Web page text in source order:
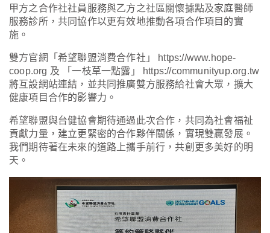
甲方之合作社社員服務與乙方之社區關懷據點及家庭醫師
服務診所，共同協作以更有效地推動各項合作項目的實
施。
雙方官網「希望聯盟消費合作社」
https://www.hope-
coop.org 及 「一枝草一點露」
https://communityup.org.tw
將互設網站連結，並共同推廣雙方服務給社會大眾，擴大
健康項目合作的影響力。
希望聯盟與台健協會期待通過此次合作，共同為社會福祉
貢獻力量，建立更緊密的合作夥伴關係，實現雙贏發展。
我們期待著在未來的道路上攜手前行，共創更多美好的明
天。